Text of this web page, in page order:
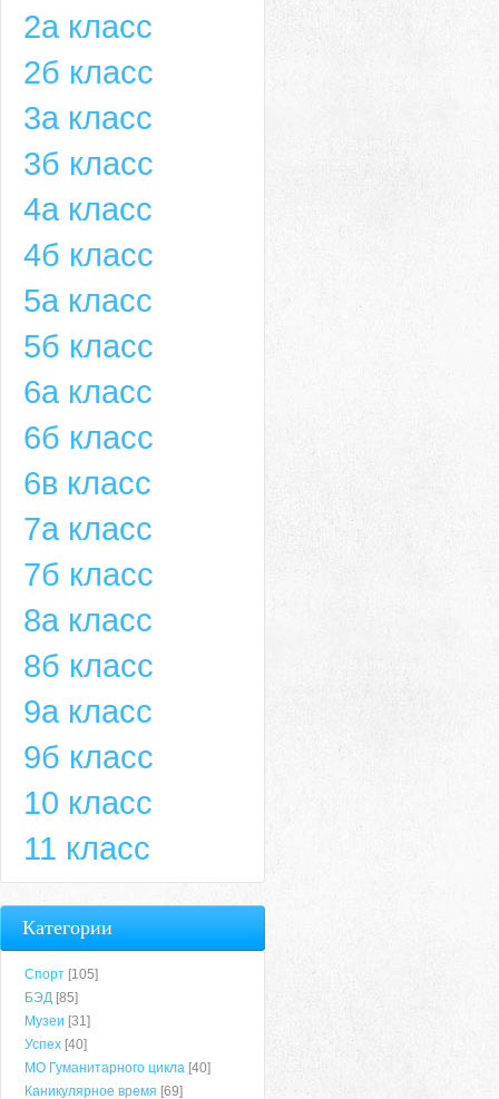
2а класс
2б класс
3а класс
3б класс
4а класс
4б класс
5а класс
5б класс
6а класс
6б класс
6в класс
7а класс
7б класс
8а класс
8б класс
9а класс
9б класс
10 класс
11 класс
Категории
Спорт [105]
БЭД [85]
Музеи [31]
Успех [40]
МО Гуманитарного цикла [40]
Каникулярное время [69]